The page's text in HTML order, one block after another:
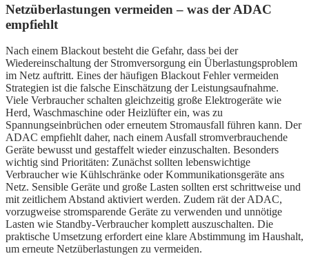
Netzüberlastungen vermeiden – was der ADAC
empfiehlt
Nach einem Blackout besteht die Gefahr, dass bei der
Wiedereinschaltung der Stromversorgung ein Überlastungsproblem
im Netz auftritt. Eines der häufigen Blackout Fehler vermeiden
Strategien ist die falsche Einschätzung der Leistungsaufnahme.
Viele Verbraucher schalten gleichzeitig große Elektrogeräte wie
Herd, Waschmaschine oder Heizlüfter ein, was zu
Spannungseinbrüchen oder erneutem Stromausfall führen kann. Der
ADAC empfiehlt daher, nach einem Ausfall stromverbrauchende
Geräte bewusst und gestaffelt wieder einzuschalten. Besonders
wichtig sind Prioritäten: Zunächst sollten lebenswichtige
Verbraucher wie Kühlschränke oder Kommunikationsgeräte ans
Netz. Sensible Geräte und große Lasten sollten erst schrittweise und
mit zeitlichem Abstand aktiviert werden. Zudem rät der ADAC,
vorzugweise stromsparende Geräte zu verwenden und unnötige
Lasten wie Standby-Verbraucher komplett auszuschalten. Die
praktische Umsetzung erfordert eine klare Abstimmung im Haushalt,
um erneute Netzüberlastungen zu vermeiden.